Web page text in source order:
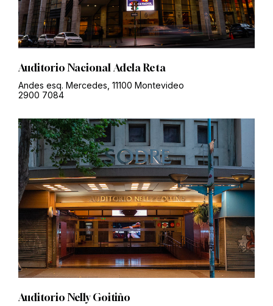
Auditorio Nacional Adela Reta
Andes esq. Mercedes, 11100 Montevideo
2900 7084
Auditorio Nelly Goitiño